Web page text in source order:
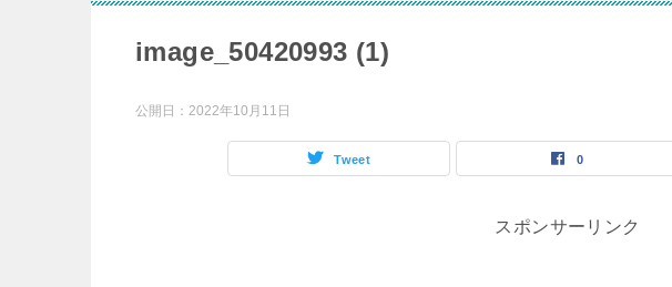
image_50420993 (1)
公開日： 2022年10月11日
Tweet 0
スポンサーリンク